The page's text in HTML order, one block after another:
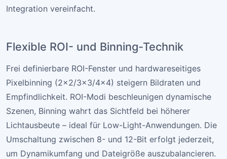
Integration vereinfacht.
Flexible ROI- und Binning-Technik
Frei definierbare ROI-Fenster und hardwareseitiges
Pixelbinning (2×2/3×3/4×4) steigern Bildraten und
Empfindlichkeit. ROI-Modi beschleunigen dynamische
Szenen, Binning wahrt das Sichtfeld bei höherer
Lichtausbeute – ideal für Low-Light-Anwendungen. Die
Umschaltung zwischen 8- und 12-Bit erfolgt jederzeit,
um Dynamikumfang und Dateigröße auszubalancieren.